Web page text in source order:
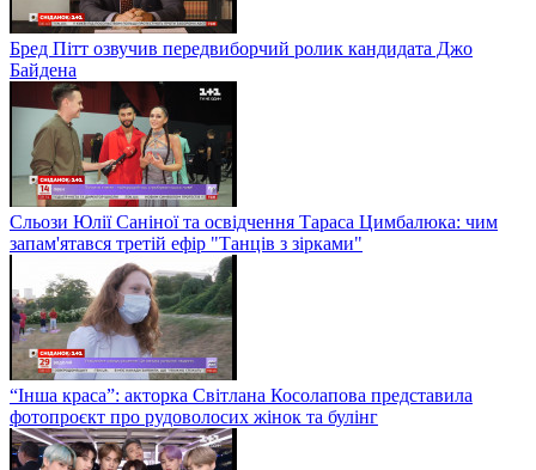
Бред Пітт озвучив передвиборчий ролик кандидата Джо
Байдена
Сльози Юлії Саніної та освідчення Тараса Цимбалюка: чим
запам'ятався третій ефір "Танців з зірками"
“Інша краса”: акторка Світлана Косолапова представила
фотопроєкт про рудоволосих жінок та булінг